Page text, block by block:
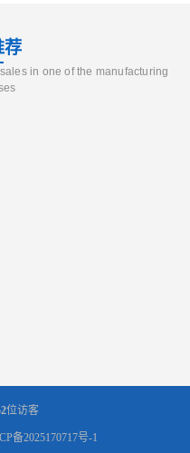
荐
in one of the manufacturing
位访客
备2025170717号-1